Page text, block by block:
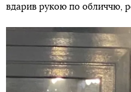
вдарив рукою по обличчю,